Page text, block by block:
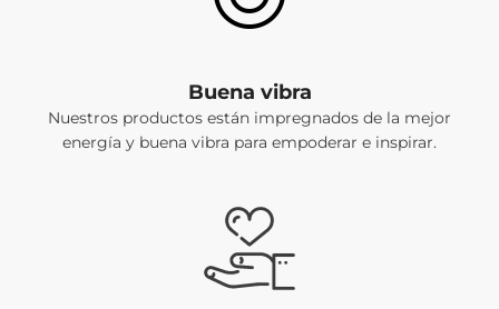
Buena vibra
Nuestros productos están impregnados de la mejor
energía y buena vibra para empoderar e inspirar.